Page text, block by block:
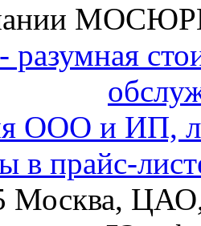
разумная
ООО и ИП,
в прайс-
Москва,